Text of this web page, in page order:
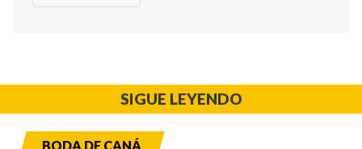
SIGUE LEYENDO
BODA DE CANÁ